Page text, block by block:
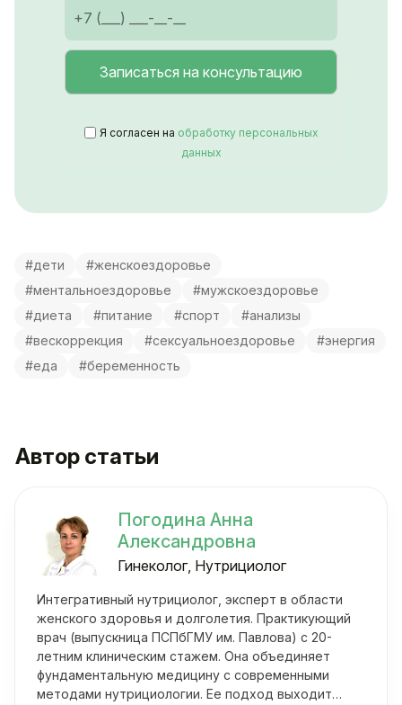
Я согласен на обработку персональных
данных
#дети
#женскоездоровье
#ментальноездоровье
#мужскоездоровье
#диета
#питание #спорт
#анализы
#вескоррекция
#сексуальноездоровье
#энергия
#еда
#беременность
Автор статьи
Погодина Анна
Александровна
Гинеколог, Нутрициолог
Интегративный нутрициолог, эксперт в области
женского здоровья и долголетия. Практикующий
врач (выпускница ПСПбГМУ им. Павлова) с 20-
летним клиническим стажем. Она объединяет
фундаментальную медицину с современными
методами нутрициологии. Ее подход выходит